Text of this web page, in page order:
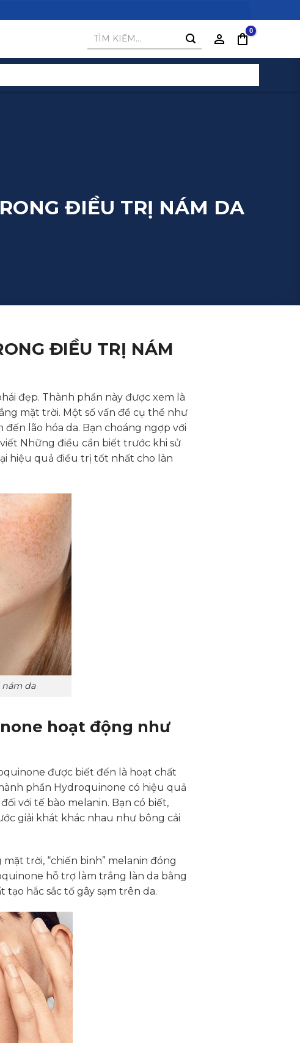
Tìm
ĐIỀU TRỊ NÁM DA
ĐIỀU TRỊ NÁM
đẹp. Thành phần này được xem là
mặt trời. Một số vấn đề cụ thể như
đến lão hóa da. Bạn choáng ngợp với
Những điều cần biết trước khi sử
hiệu quả điều trị tốt nhất cho làn
da
hoạt động như
được biết đến là hoạt chất
phần Hydroquinone có hiệu quả
với tế bào melanin. Bạn có biết,
giải khát khác nhau như bông cải
trời, “chiến binh” melanin đóng
hỗ trợ làm trắng làn da bằng
tạo hắc sắc tố gây sạm trên da.